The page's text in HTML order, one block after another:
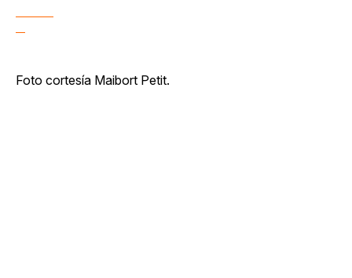
Foto cortesía Maibort Petit.